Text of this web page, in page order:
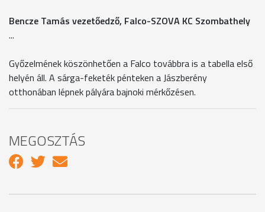
Bencze Tamás vezetőedző, Falco-SZOVA KC Szombathely
...
Győzelmének köszönhetően a Falco továbbra is a tabella első
helyén áll. A sárga-feketék pénteken a Jászberény
otthonában lépnek pályára bajnoki mérkőzésen.
MEGOSZTÁS